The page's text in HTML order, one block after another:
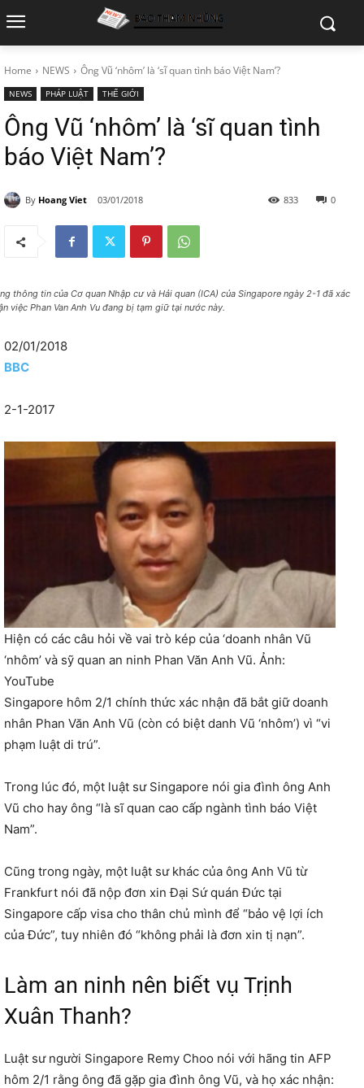
Home NEWS Ông Vũ ‘nhôm’ là ‘sĩ quan tình báo Việt Nam’?
NEWS PHÁP LUẬT THẾ GIỚI
Ông Vũ ‘nhôm’ là ‘sĩ quan tình
báo Việt Nam’?
By Hoang Viet 03/01/2018 0
833
thông tin của Cơ quan Nhập cư và Hải quan (ICA) của Singapore ngày 2-1 đã xác
việc Phan Van Anh Vu đang bị tạm giữ tại nước này.
02/01/2018
BBC
2-1-2017
Hiện có các câu hỏi về vai trò kép của ‘doanh nhân Vũ
‘nhôm’ và sỹ quan an ninh Phan Văn Anh Vũ. Ảnh:
YouTube
Singapore hôm 2/1 chính thức xác nhận đã bắt giữ doanh
nhân Phan Văn Anh Vũ (còn có biệt danh Vũ ‘nhôm’) vì “vi
phạm luật di trú”.
Trong lúc đó, một luật sư Singapore nói gia đình ông Anh
Vũ cho hay ông “là sĩ quan cao cấp ngành tình báo Việt
Nam”.
Cũng trong ngày, một luật sư khác của ông Anh Vũ từ
Frankfurt nói đã nộp đơn xin Đại Sứ quán Đức tại
Singapore cấp visa cho thân chủ mình để “bảo vệ lợi ích
của Đức”, tuy nhiên đó “không phải là đơn xin tị nạn”.
Làm an ninh nên biết vụ Trịnh
Xuân Thanh?
Luật sư người Singapore Remy Choo nói với hãng tin AFP
hôm 2/1 rằng ông đã gặp gia đình ông Vũ, và họ xác nhận: